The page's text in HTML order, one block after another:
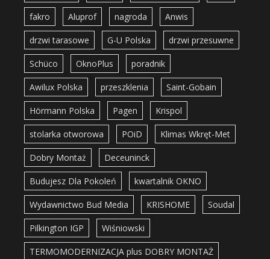
fakro Aluprof nagroda Anwis
drzwi tarasowe G-U Polska drzwi przesuwne
Schüco OknoPlus poradnik
Awilux Polska przeszklenia Saint-Gobain
Hörmann Polska Pagen Krispol
stolarka otworowa POiD Klimas Wkręt-Met
Dobry Montaż Deceuninck
Budujesz Dla Pokoleń kwartalnik OKNO
Wydawnictwo Bud Media KRISHOME Soudal
Pilkington IGP Wiśniowski
TERMOMODERNIZACJA plus DOBRY MONTAŻ